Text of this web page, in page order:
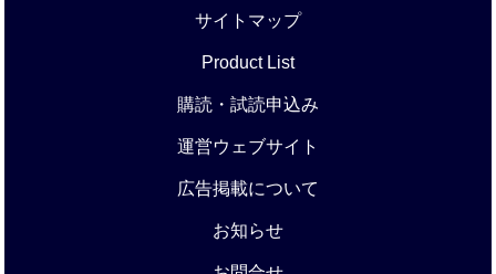
サイトマップ
Product List
購読・試読申込み
運営ウェブサイト
広告掲載について
お知らせ